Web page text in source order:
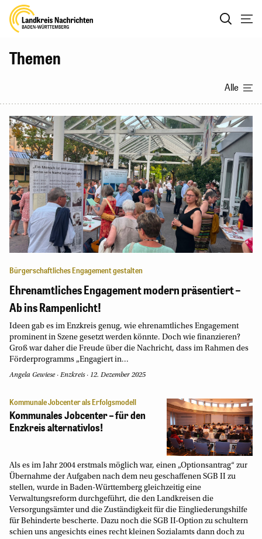
Themen
Alle
Bürgerschaftliches Engagement gestalten
Ehrenamtliches Engagement modern präsentiert –
Ab ins Rampenlicht!
Ideen gab es im Enzkreis genug, wie ehrenamtliches Engagement
prominent in Szene gesetzt werden könnte. Doch wie finanzieren?
Groß war daher die Freude über die Nachricht, dass im Rahmen des
Förderprogramms „Engagiert in...
Angela Gewiese· Enzkreis· 12. Dezember 2025
Kommunale Jobcenter als Erfolgsmodell
Kommunales Jobcenter – für den
Enzkreis alternativlos!
Als es im Jahr 2004 erstmals möglich war, einen „Optionsantrag“ zur
Übernahme der Aufgaben nach dem neu geschaffenen SGB II zu
stellen, wurde in Baden-Württemberg gleichzeitig eine
Verwaltungsreform durchgeführt, die den Landkreisen die
Versorgungsämter und die Zuständigkeit für die Eingliederungshilfe
für Behinderte bescherte. Dazu noch die SGB II-Option zu schultern
schien uns angesichts eines recht kleinen Sozialamts dann doch zu